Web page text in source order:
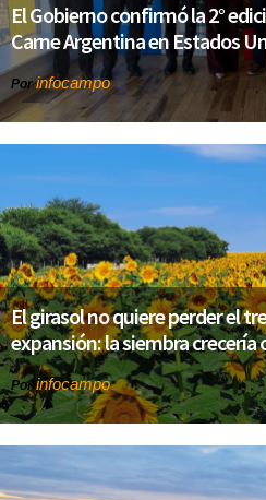
El Gobierno confirmó la 2°
Carne Argentina en Estados
Porinfocampo
El girasol no quiere perder el
expansión: la siembra crecería
Por infocampo